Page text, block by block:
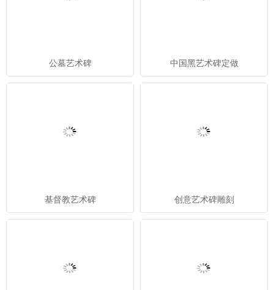
公墓艺术碑 中国黑艺术碑定做
基督教艺术碑 创意艺术碑雕刻